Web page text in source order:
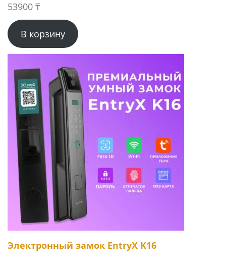
53900 ₸
В корзину
Электронный замок EntryX K16